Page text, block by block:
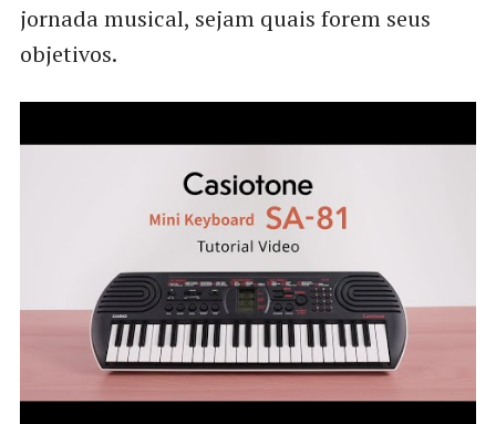
jornada musical, sejam quais forem seus
objetivos.